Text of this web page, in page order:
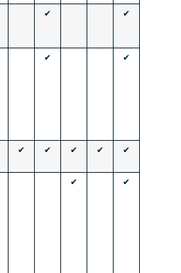
✔ ✔
✔ ✔
✔ ✔ ✔ ✔ ✔
✔ ✔